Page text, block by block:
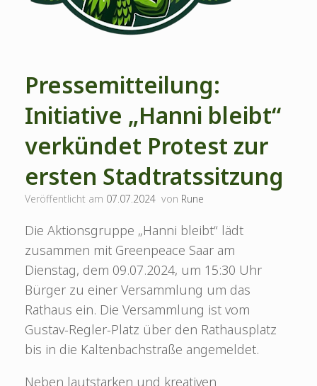
Pressemitteilung:
Initiative „Hanni bleibt“
verkündet Protest zur
ersten Stadtratssitzung
Veröffentlicht am 07.07.2024 von Rune
Die Aktionsgruppe „Hanni bleibt“ lädt
zusammen mit Greenpeace Saar am
Dienstag, dem 09.07.2024, um 15:30 Uhr
Bürger zu einer Versammlung um das
Rathaus ein. Die Versammlung ist vom
Gustav-Regler-Platz über den Rathausplatz
bis in die Kaltenbachstraße angemeldet.
Neben lautstarken und kreativen